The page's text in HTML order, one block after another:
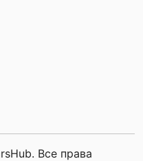
Все права